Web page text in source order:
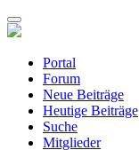
Portal
Forum
Neue Beiträge
Heutige Beiträge
Suche
Mitglieder